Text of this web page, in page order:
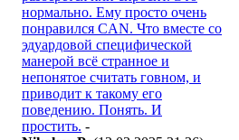
нормально. Ему просто очень
понравился CAN. Что вместе со
эдуардовой специфической
манерой всё странное и
непонятое считать говном, и
приводит к такому его
поведению. Понять. И
простить. -